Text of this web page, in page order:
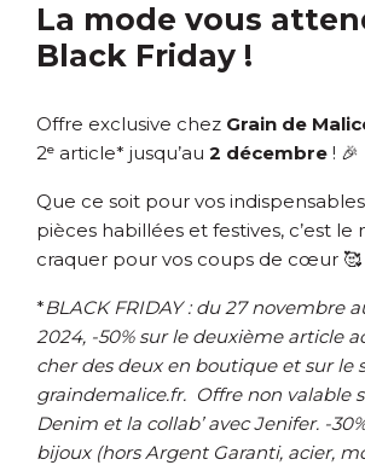
La mode vous
Black Friday !
Offre exclusive chez Grain de
2ᵉ article* jusqu’au 2 décembre ! 🎉
Que ce soit pour vos
pièces habillées et festives, c’est
craquer pour vos coups de cœur 🥰
*BLACK FRIDAY : du 27 novembre
2024, -50% sur le deuxième article
cher des deux en boutique et sur le
graindemalice.fr. Offre non valable
Denim et la collab’ avec Jenifer. -
bijoux (hors Argent Garanti, acier,